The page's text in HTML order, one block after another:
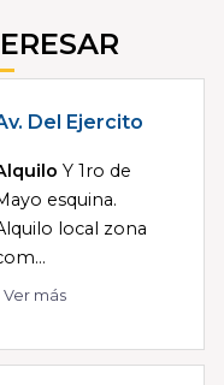
Del Ejercito
Y 1ro de
esquina.
local zona
Ver más